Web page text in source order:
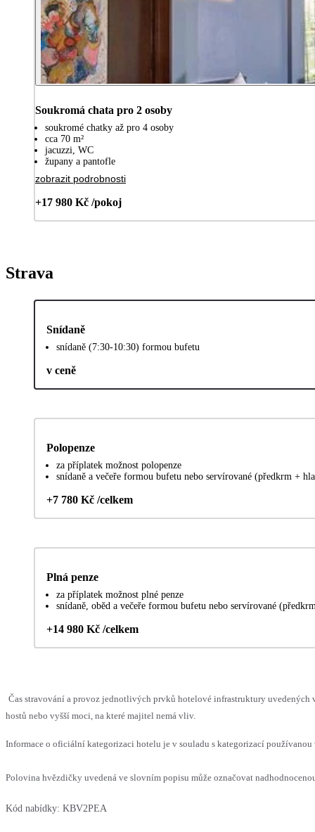
Soukromá chata pro 2 osoby
soukromé chatky až pro 4 osoby
cca 70 m²
jacuzzi, WC
župany a pantofle
zobrazit podrobnosti
+17 980 Kč /pokoj
Strava
Snídaně
snídaně (7:30-10:30) formou bufetu
v ceně
Polopenze
za příplatek možnost polopenze
snídaně a večeře formou bufetu nebo servírované (předkrm +
+7 780 Kč /celkem
Plná penze
za příplatek možnost plné penze
snídaně, oběd a večeře formou bufetu nebo servírované
+14 980 Kč /celkem
Čas stravování a provoz jednotlivých prvků hotelové infrastruktury uvedených
hostů nebo vyšší moci, na které majitel nemá vliv.
Informace o oficiální kategorizaci hotelu je v souladu s kategorizací
Polovina hvězdičky uvedená ve slovním popisu může označovat
Kód nabídky: KBV2PEA